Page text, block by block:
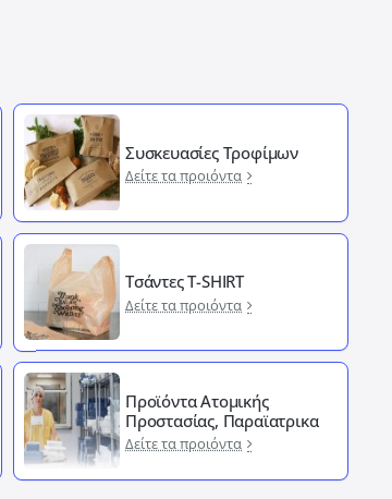
Συσκευασίες Τροφίμων
Δείτε τα προιόντα
Τσάντες T-SHIRT
Δείτε τα προιόντα
Προϊόντα Ατομικής
Προστασίας, Παραϊατρικα
Δείτε τα προιόντα